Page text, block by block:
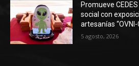
Promueve
social con
artesanías “OVNI-
5 agosto, 2026